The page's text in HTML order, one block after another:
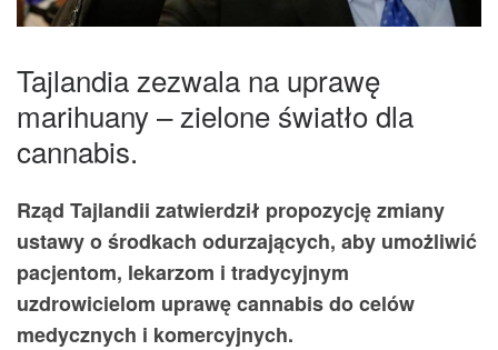
Tajlandia zezwala na uprawę
marihuany – zielone światło dla
cannabis.
Rząd Tajlandii zatwierdził propozycję zmiany
ustawy o środkach odurzających, aby umożliwić
pacjentom, lekarzom i tradycyjnym
uzdrowicielom uprawę cannabis do celów
medycznych i komercyjnych.